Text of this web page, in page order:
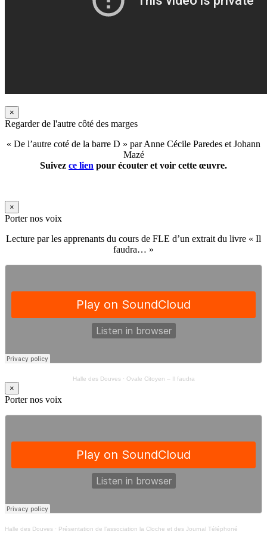
×
Regarder de l'autre côté des marges
« De l’autre coté de la barre D » par Anne Cécile Paredes et Johann
Mazé
Suivez ce lien pour écouter et voir cette œuvre.
×
Porter nos voix
Lecture par les apprenants du cours de FLE d’un extrait du livre « Il
faudra… »
Halle des Douves· Ovale Citoyen – Il faudra
×
Porter nos voix
Halle des Douves · Présentation de l’association la Cloche et des Journal Téléphoné